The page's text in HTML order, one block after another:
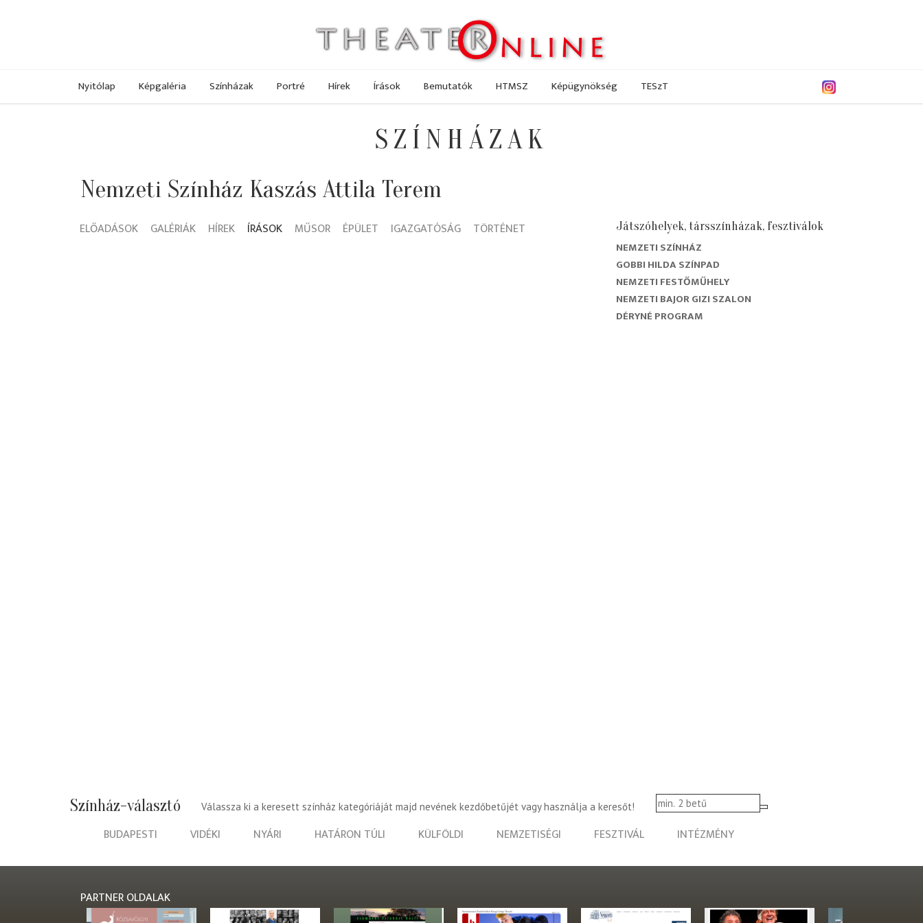
Nyitólap Képgaléria Színházak Portré Hírek Írások Bemutatók HTMSZ Képügynökség TESzT
SZÍNHÁZAK
Nemzeti Színház Kaszás Attila Terem
ELŐADÁSOK GALÉRIÁK HÍREK ÍRÁSOK MŰSOR ÉPÜLET IGAZGATÓSÁG TÖRTÉNET Játszóhelyek, társszínházak, fesztiválok
NEMZETI SZÍNHÁZ
GOBBI HILDA SZÍNPAD
NEMZETI FESTŐMŰHELY
NEMZETI BAJOR GIZI SZALON
DÉRYNÉ PROGRAM
Színház-választó Válassza ki a keresett színház kategóriáját majd nevének kezdőbetűjét vagy használja a keresőt!
BUDAPESTI VIDÉKI NYÁRI HATÁRON TÚLI KÜLFÖLDI NEMZETISÉGI FESZTIVÁL INTÉZMÉNY
PARTNER OLDALAK